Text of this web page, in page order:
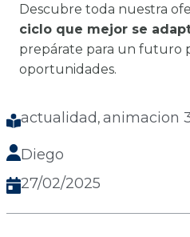
Descubre toda nuestra
ciclo que mejor se
prepárate para un futuro
oportunidades.
actualidad , animacion
Diego
27/02/2025